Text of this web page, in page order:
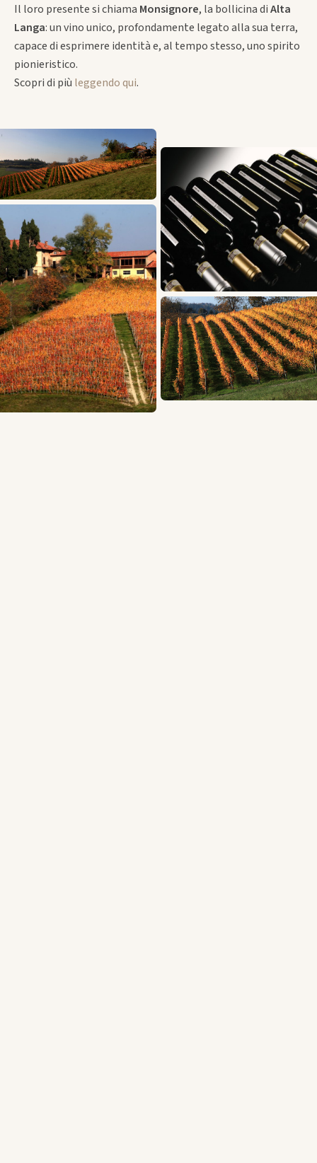
Il loro presente si chiama Monsignore, la bollicina diAlta
Langa: un vino unico, profondamente legato alla sua terra,
capace di esprimere identità e, al tempo stesso, uno spirito
pionieristico.
Scopri di più leggendo qui.